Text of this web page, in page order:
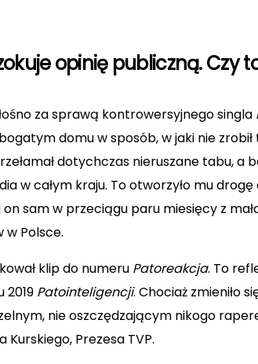
opinię publiczną. Czy
za sprawą kontrowersyjnego singla
domu w sposób, w jaki nie
dotychczas nieruszane tabu, a
w całym kraju. To otworzyło mu
sam w przeciągu paru miesięcy z
Polsce.
klip do numeru Patoreakcja. To
2019 Patointeligencji. Chociaż zmieniło
nie oszczędzającym nikogo
Prezesa TVP.